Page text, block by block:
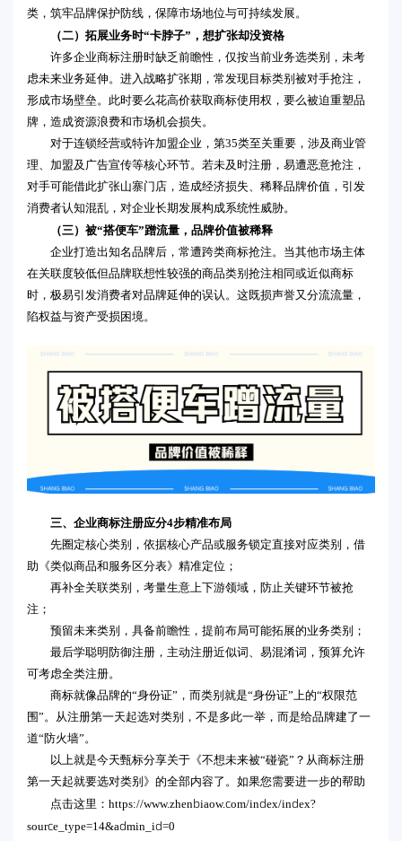
类，筑牢品牌保护防线，保障市场地位与可持续发展。
（二）拓展业务时“卡脖子”，想扩张却没资格
许多企业商标注册时缺乏前瞻性，仅按当前业务选类别，未考
虑未来业务延伸。进入战略扩张期，常发现目标类别被对手抢注，
形成市场壁垒。此时要么花高价获取商标使用权，要么被迫重塑品
牌，造成资源浪费和市场机会损失。
对于连锁经营或特许加盟企业，第35类至关重要，涉及商业管
理、加盟及广告宣传等核心环节。若未及时注册，易遭恶意抢注，
对手可能借此扩张山寨门店，造成经济损失、稀释品牌价值，引发
消费者认知混乱，对企业长期发展构成系统性威胁。
（三）被“搭便车”蹭流量，品牌价值被稀释
企业打造出知名品牌后，常遭跨类商标抢注。当其他市场主体
在关联度较低但品牌联想性较强的商品类别抢注相同或近似商标
时，极易引发消费者对品牌延伸的误认。这既损声誉又分流流量，
陷权益与资产受损困境。
三、企业商标注册应分4步精准布局
先圈定核心类别，依据核心产品或服务锁定直接对应类别，借
助《类似商品和服务区分表》精准定位；
再补全关联类别，考量生意上下游领域，防止关键环节被抢
注；
预留未来类别，具备前瞻性，提前布局可能拓展的业务类别；
最后学聪明防御注册，主动注册近似词、易混淆词，预算允许
可考虑全类注册。
商标就像品牌的“身份证”，而类别就是“身份证”上的“权限范
围”。从注册第一天起选对类别，不是多此一举，而是给品牌建了一
道“防火墙”。
以上就是今天甄标分享关于《不想未来被“碰瓷”？从商标注册
第一天起就要选对类别》的全部内容了。如果您需要进一步的帮助
点击这里： https://www.zhenbiaow.com/index/index?
source_type=14&admin_id=0